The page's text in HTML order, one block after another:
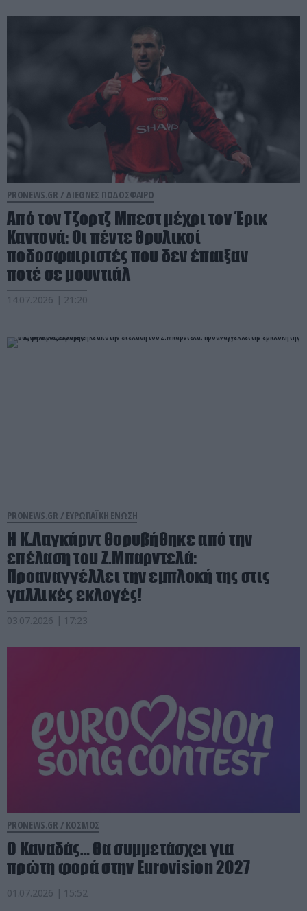
PRONEWS.GR / ΔΙΕΘΝΕΣ ΠΟΔΟΣΦΑΙΡΟ
Από τον Τζορτζ Μπεστ μέχρι τον Έρικ
Καντονά: Οι πέντε θρυλικοί
ποδοσφαιριστές που δεν έπαιξαν
ποτέ σε μουντιάλ
14.07.2026 | 21:20
PRONEWS.GR / ΕΥΡΩΠΑΪΚΗ ΕΝΩΣΗ
Η Κ.Λαγκάρντ θορυβήθηκε από την
επέλαση του Ζ.Μπαρντελά:
Προαναγγέλλει την εμπλοκή της στις
γαλλικές εκλογές!
03.07.2026 | 17:23
PRONEWS.GR / ΚΟΣΜΟΣ
Ο Καναδάς… θα συμμετάσχει για
πρώτη φορά στην Eurovision 2027
01.07.2026 | 15:52